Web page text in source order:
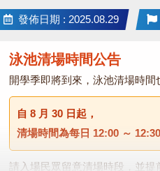
發佈日期 : 2025.08.29
泳池清場時間公告
開學季即將到來，泳池清場時間
自 8 月 30 日 起，
清場時間為每日 12:00 ～
請入場民眾留意清場時段，並提